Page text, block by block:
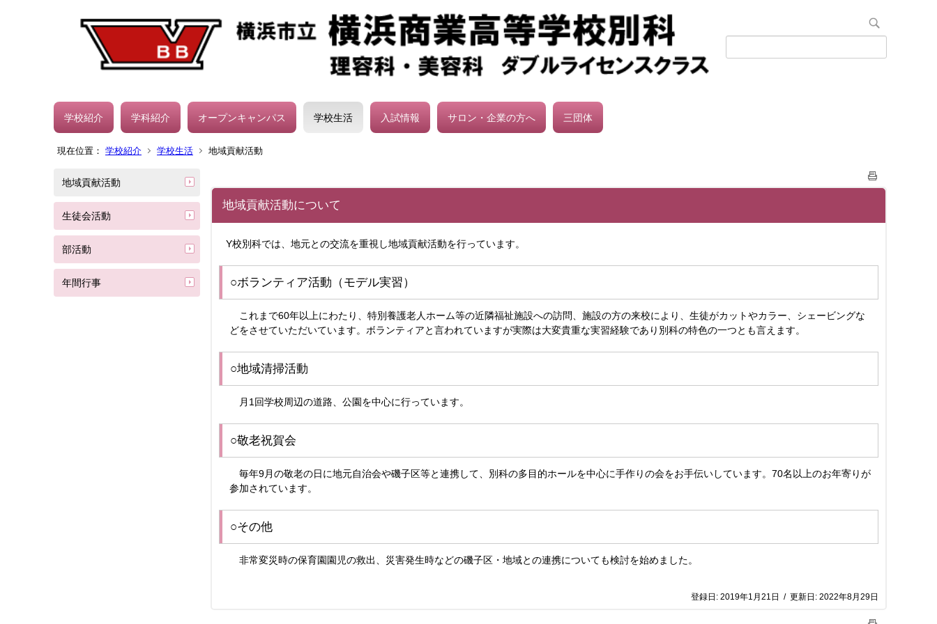
学校紹介 学科紹介 オープンキャンパス 学校生活 入試情報 サロン・企業の方へ 三団体
現在位置： 学校紹介 学校生活 地域貢献活動
地域貢献活動
生徒会活動
部活動
年間行事
地域貢献活動について
Y校別科では、地元との交流を重視し地域貢献活動を行っています。
○ボランティア活動（モデル実習）
これまで60年以上にわたり、特別養護老人ホーム等の近隣福祉施設への訪問、施設の方の来校により、生徒がカットやカラー、シェービングな
どをさせていただいています。ボランティアと言われていますが実際は大変貴重な実習経験であり別科の特色の一つとも言えます。
○地域清掃活動
月1回学校周辺の道路、公園を中心に行っています。
○敬老祝賀会
毎年9月の敬老の日に地元自治会や磯子区等と連携して、別科の多目的ホールを中心に手作りの会をお手伝いしています。70名以上のお年寄りが
参加されています。
○その他
非常変災時の保育園園児の救出、災害発生時などの磯子区・地域との連携についても検討を始めました。
登録日: 2019年1月21日 / 更新日: 2022年8月29日